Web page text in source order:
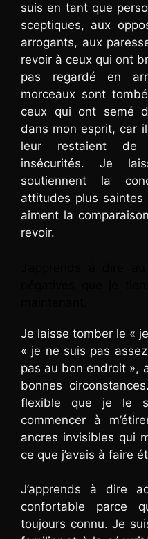
suis en tant que
sceptiques, aux
arrogants, aux
revoir à ceux qui ont
pas regardé en
morceaux sont
ceux qui ont semé
dans mon esprit, car
leur restaient de
insécurités. Je
soutiennent la
attitudes plus
aiment la
revoir.
Je laisse tomber le «
« je ne suis pas
pas au bon endroit »,
bonnes
flexible que je le
commencer à
ancres invisibles qui
ce que j’avais à faire
J’apprends à dire
confortable parce
toujours connu. Je